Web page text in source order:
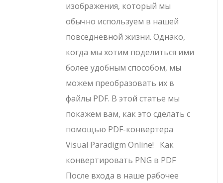
изображения, который мы
обычно используем в нашей
повседневной жизни. Однако,
когда мы хотим поделиться ими
более удобным способом, мы
можем преобразовать их в
файлы PDF. В этой статье мы
покажем вам, как это сделать с
помощью PDF-конвертера
Visual Paradigm Online! Как
конвертировать PNG в PDF
После входа в наше рабочее